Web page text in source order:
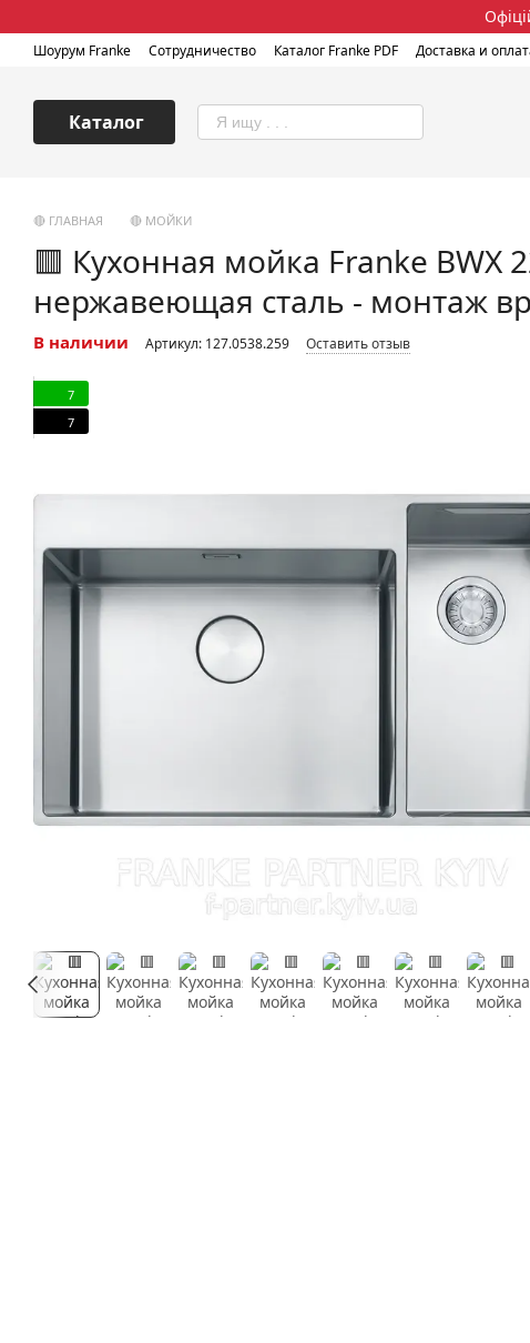
Шоурум Franke Сотрудничество Каталог Franke PDF Доставка и
Каталог
🔴 ГЛАВНАЯ 🔴 МОЙКИ
🟥 Кухонная мойка Franke BWX
нержавеющая сталь - монтаж
В наличии Артикул: 127.0538.259 Оставить отзыв
7
7